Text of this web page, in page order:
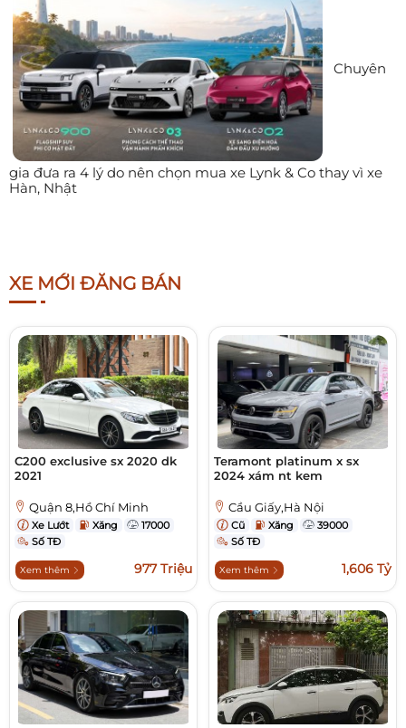
Chuyên
gia đưa ra 4 lý do nên chọn mua xe Lynk & Co thay vì xe
Hàn, Nhật
XE MỚI ĐĂNG BÁN
C200 exclusive sx 2020 dk
2021
Quận 8,Hồ Chí Minh
Xe Lướt Xăng
17000
Số TĐ
Xem thêm 977 Triệu
Teramont platinum x sx
2024 xám nt kem
Cầu Giấy,Hà Nội
Cũ Xăng
39000
Số TĐ
Xem thêm 1,606 Tỷ